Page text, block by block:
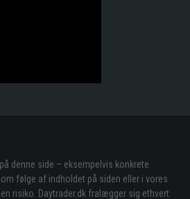
denne side – eksempelvis konkrete
følge af indholdet på siden eller i vores
risiko. Daytrader.dk fralægger sig ethvert